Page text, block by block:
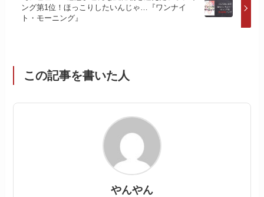
ング第1位！ほっこりしたいんじゃ…『ワンナイ
ト・モーニング』
この記事を書いた人
やんやん